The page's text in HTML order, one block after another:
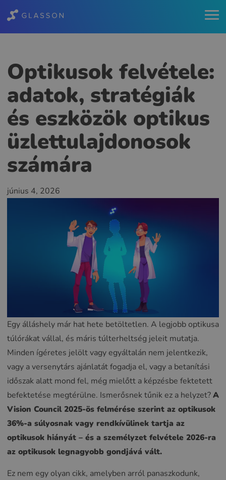
Optikusok felvétele:
adatok, stratégiák
és eszközök optikus
üzlettulajdonosok
számára
június 4, 2026
Egy álláshely már hat hete betöltetlen. A legjobb optikusa
túlórákat vállal, és máris túlterheltség jeleit mutatja.
Minden ígéretes jelölt vagy egyáltalán nem jelentkezik,
vagy a versenytárs ajánlatát fogadja el, vagy a betanítási
időszak alatt mond fel, még mielőtt a képzésbe fektetett
befektetése megtérülne. Ismerősnek tűnik ez a helyzet?A
Vision Council 2025-ös felmérése szerint az optikusok
36%-a súlyosnak vagy rendkívülinek tartja az
optikusok hiányát – és a személyzet felvétele 2026-ra
az optikusok legnagyobb gondjává vált.
Ez nem egy olyan cikk, amelyben arról panaszkodunk,